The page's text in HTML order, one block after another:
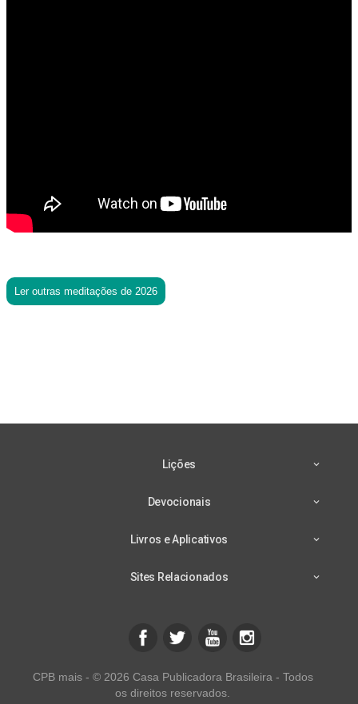
Ler outras meditações de 2026
Lições
Devocionais
Livros e Aplicativos
Sites Relacionados
CPB mais - © 2026 Casa Publicadora Brasileira - Todos
os direitos reservados.